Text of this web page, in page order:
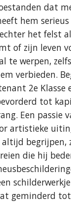
dat
hem
het felst
of zijn leven
te werpen,
verbieden.
2e Klasse
tot
Een passie
artistieke
begrijpen,
die hij
geminderd